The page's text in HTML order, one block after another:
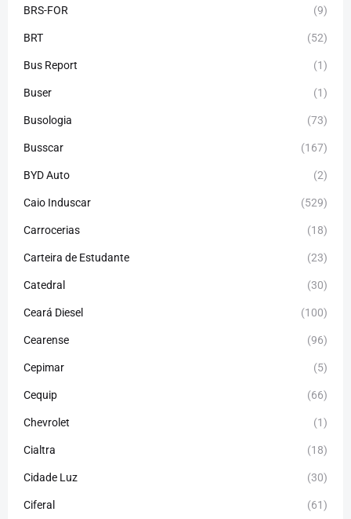
BRS-FOR (9)
BRT (52)
Bus Report (1)
Buser (1)
Busologia (73)
Busscar (167)
BYD Auto (2)
Caio Induscar (529)
Carrocerias (18)
Carteira de Estudante (23)
Catedral (30)
Ceará Diesel (100)
Cearense (96)
Cepimar (5)
Cequip (66)
Chevrolet (1)
Cialtra (18)
Cidade Luz (30)
Ciferal (61)